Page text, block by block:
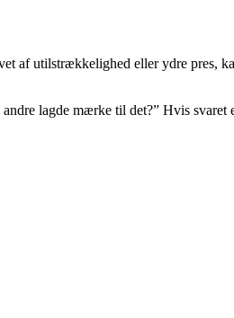
af utilstrækkelighed eller ydre pres,
lagde mærke til det?” Hvis